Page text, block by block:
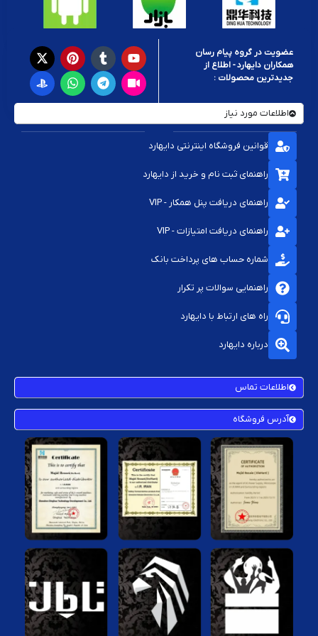
عضویت در گروه پیام رسان
همکاران دایهارد - اطلاع از
جدیدترین محصولات :
اطلاعات مورد نیاز
قوانین فروشگاه اینترنتی دایهارد
راهنمای ثبت نام و خرید از دایهارد
راهنمای دریافت پنل همکار - VIP
راهنمای دریافت امتیازات - VIP
شماره حساب های پرداخت بانک
راهنمایی سوالات پر تکرار
راه های ارتباط با دایهارد
درباره دایهارد
اطلاعات تماس
آدرس فروشگاه